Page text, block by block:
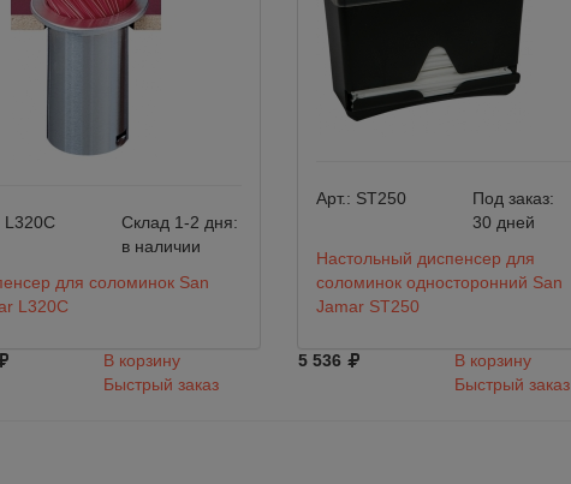
L320C
Склад 1-2 дня:
в наличии
для соломинок San
L320C
В корзину
Быстрый заказ
Арт.: ST250
Под заказ:
30 дней
Настольный диспенсер для
соломинок односторонний San
Jamar ST250
5 536
В корзину
Быстрый заказ